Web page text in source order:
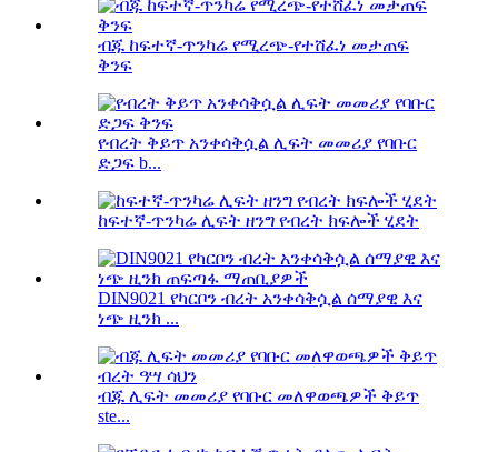
ብጁ ከፍተኛ-ጥንካሬ የሚረጭ-የተሸፈነ መታጠፍ
ቅንፍ
የብረት ቅይጥ አንቀሳቅሷል ሊፍት መመሪያ የባቡር
ድጋፍ b...
ከፍተኛ-ጥንካሬ ሊፍት ዘንግ የብረት ክፍሎች ሂደት
DIN9021 የካርቦን ብረት አንቀሳቅሷል ሰማያዊ እና
ነጭ ዚንክ ...
ብጁ ሊፍት መመሪያ የባቡር መለዋወጫዎች ቅይጥ
ste...